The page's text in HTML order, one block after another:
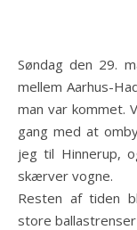
Søndag den 29. maj var jeg taget ud langs strækningen
mellem Aarhus-
man var kommet.
gang med at
jeg til Hinnerup,
skærver vogne.
Resten af tiden
store